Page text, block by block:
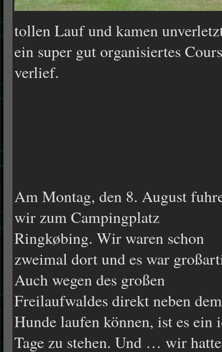
tollen Lauf und kamen
ein super gut organisiertes
verlief.
Am Montag, den 8. August
wir zum Campingplatz
Ringkøbing. Wir waren schon
zweimal dort und es war
Auch wegen des großen
Freilaufwaldes direkt neben
Hunde laufen können, ist es ein
Tage zu stehen. Und … wir